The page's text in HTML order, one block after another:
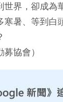
世界，卻成為
寒暑、等到白
募協會）